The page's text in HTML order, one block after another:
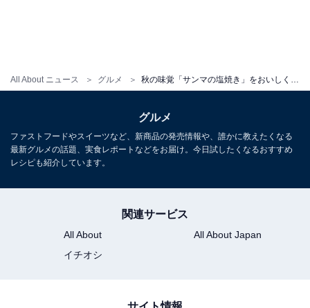
All About ニュース グルメ 秋の味覚「サンマの塩焼き」をおいしく食べるには？ 下ごしらえを「塩」と「料理酒」で作り比べてみた
グルメ
ファストフードやスイーツなど、新商品の発売情報や、誰かに教えたくなる
最新グルメの話題、実食レポートなどをお届け。今日試したくなるおすすめ
レシピも紹介しています。
関連サービス
All About
All About Japan
イチオシ